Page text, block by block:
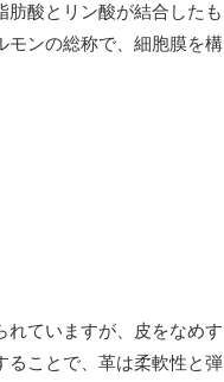
酸とリン酸が結合したも
モンの総称で、細胞膜を構
れていますが、皮をなめす
ることで、革は柔軟性と弾